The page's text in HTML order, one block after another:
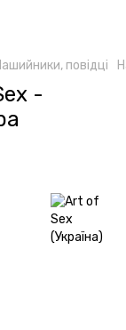
повідці
-